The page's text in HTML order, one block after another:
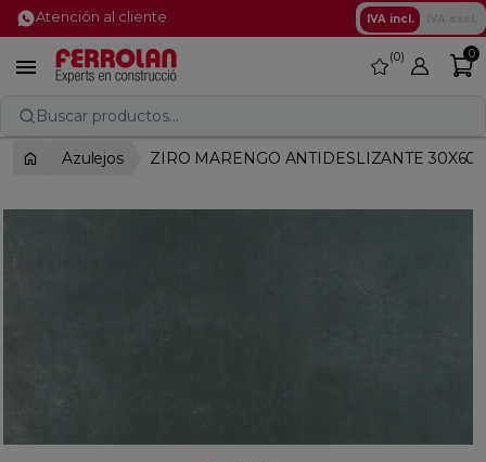
Atención al cliente IVA incl.
 favorite
0 0
Buscar productos...
Azulejos ZIRO MARENGO ANTIDESLIZANTE 30X60